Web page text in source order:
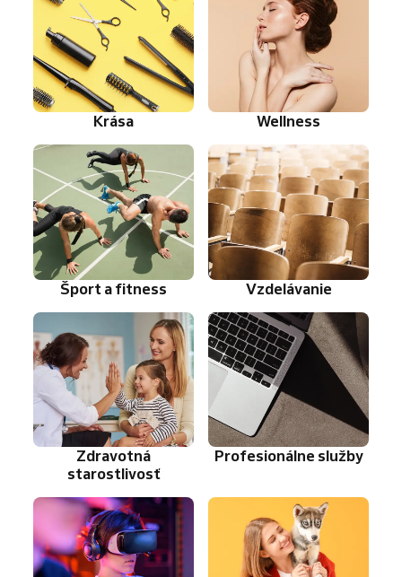
Krása Wellness
Šport a fitness Vzdelávanie
Zdravotná
starostlivosť
Profesionálne služby